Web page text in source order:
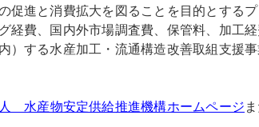
促進と消費拡大を図ることを目的とする
経費、国内外市場調査費、保管料、加工
）する水産加工・流通構造改善取組支援
水産物安定供給推進機構ホームページ